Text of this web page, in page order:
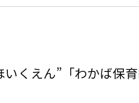
くえん”「わかば保